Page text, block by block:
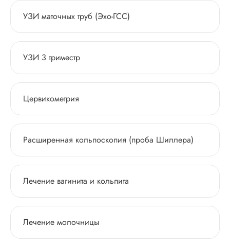
УЗИ маточных труб (Эхо-ГСС)
УЗИ 3 триместр
Цервикометрия
Расширенная кольпоскопия (проба Шиллера)
Лечение вагинита и кольпита
Лечение молочницы